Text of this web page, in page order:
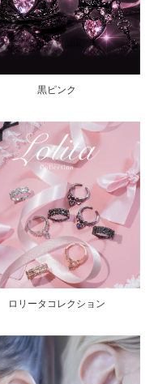
黒ピンク
ロリータコレクション